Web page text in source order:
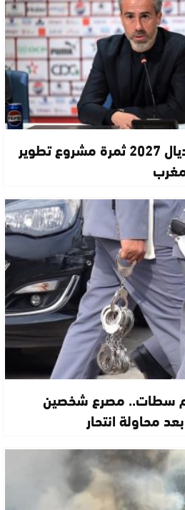
فيلدا: التأهل إلى مونديال 2027 ثمرة مشروع تطوير
سطات.. مصرع شخصين
محاولة انتحار